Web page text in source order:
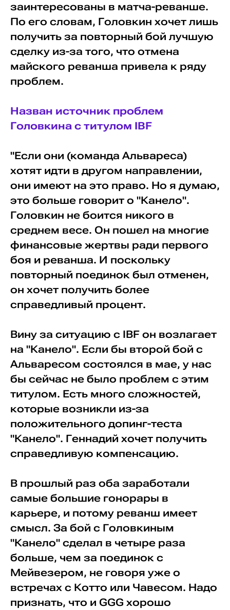
заинтересованы в матча-реванше.
По его словам, Головкин хочет лишь
получить за повторный бой лучшую
сделку из-за того, что отмена
майского реванша привела к ряду
проблем.
Назван источник проблем
Головкина с титулом IBF
"Если они (команда Альвареса)
хотят идти в другом направлении,
они имеют на это право. Но я думаю,
это больше говорит о "Канело".
Головкин не боится никого в
среднем весе. Он пошел на многие
финансовые жертвы ради первого
боя и реванша. И поскольку
повторный поединок был отменен,
он хочет получить более
справедливый процент.
Вину за ситуацию с IBF он возлагает
на "Канело". Если бы второй бой с
Альваресом состоялся в мае, у нас
бы сейчас не было проблем с этим
титулом. Есть много сложностей,
которые возникли из-за
положительного допинг-теста
"Канело". Геннадий хочет получить
справедливую компенсацию.
В прошлый раз оба заработали
самые большие гонорары в
карьере, и потому реванш имеет
смысл. За бой с Головкиным
"Канело" сделал в четыре раза
больше, чем за поединок с
Мейвезером, не говоря уже о
встречах с Котто или Чавесом. Надо
признать, что и GGG хорошо